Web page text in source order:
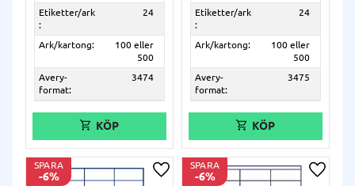
Etiketter/ark
:
24
Ark/kartong:
100 eller
500
Avery-
format:
3474
Etiketter/ark
:
24
Ark/kartong:
100 eller
500
Avery-
format:
3475
SPARA
6% Lägg till i önskelista
SPARA
6% Lägg